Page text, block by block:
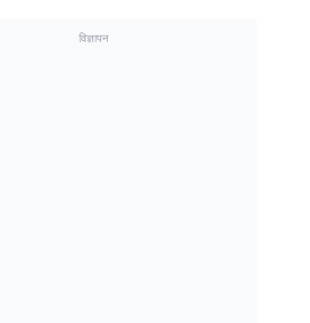
विज्ञापन